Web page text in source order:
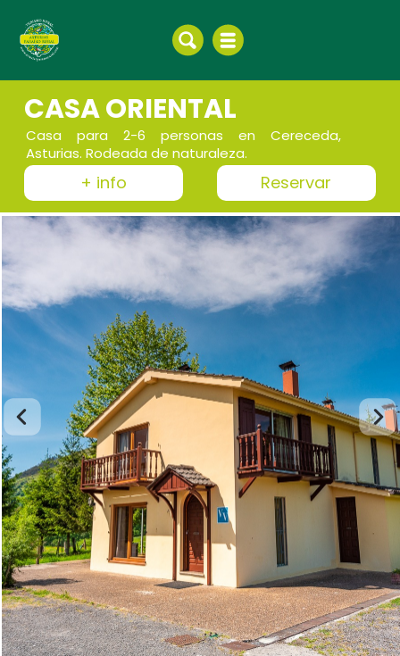
CASA ORIENTAL
Casa para 2-6 personas en Cereceda,
Asturias. Rodeada de naturaleza.
+ info Reservar